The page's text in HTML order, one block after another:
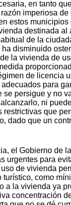
en tanto
imperiosa
estos municipios
destinada al
de la
disminuido
la vivienda de
de licencia
para
se persigue y no
ni
restrictivas que
dado que un
el Gobierno de
urgentes para
de vivienda
turístico, como
a la vivienda ya
concentración